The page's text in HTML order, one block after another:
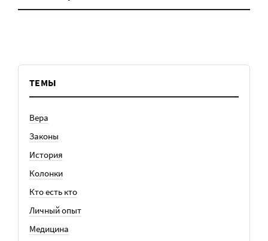
ТЕМЫ
Вера
Законы
История
Колонки
Кто есть кто
Личный опыт
Медицина